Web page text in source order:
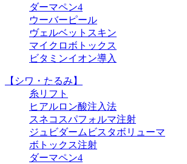
ダーマペン4
ウーバーピール
ヴェルベットスキン
マイクロボトックス
ビタミンイオン導入
【シワ・たるみ】
糸リフト
ヒアルロン酸注入法
スネコスパフォルマ注射
ジュビダームビスタボリューマ
ボトックス注射
ダーマペン4